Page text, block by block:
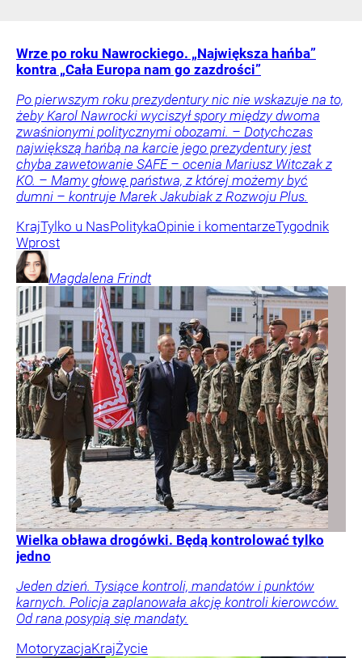
Wrze po roku Nawrockiego. „Największa hańba”
kontra „Cała Europa nam go zazdrości”
Po pierwszym roku prezydentury nic nie wskazuje na to,
żeby Karol Nawrocki wyciszył spory między dwoma
zwaśnionymi politycznymi obozami. – Dotychczas
największą hańbą na karcie jego prezydentury jest
chyba zawetowanie SAFE – ocenia Mariusz Witczak z
KO. – Mamy głowę państwa, z której możemy być
dumni – kontruje Marek Jakubiak z Rozwoju Plus.
KrajTylko u NasPolitykaOpinie i komentarzeTygodnik
Wprost
Magdalena Frindt
Wielka obława drogówki. Będą kontrolować tylko
jedno
Jeden dzień. Tysiące kontroli, mandatów i punktów
karnych. Policja zaplanowała akcję kontroli kierowców.
Od rana posypią się mandaty.
MotoryzacjaKrajŻycie